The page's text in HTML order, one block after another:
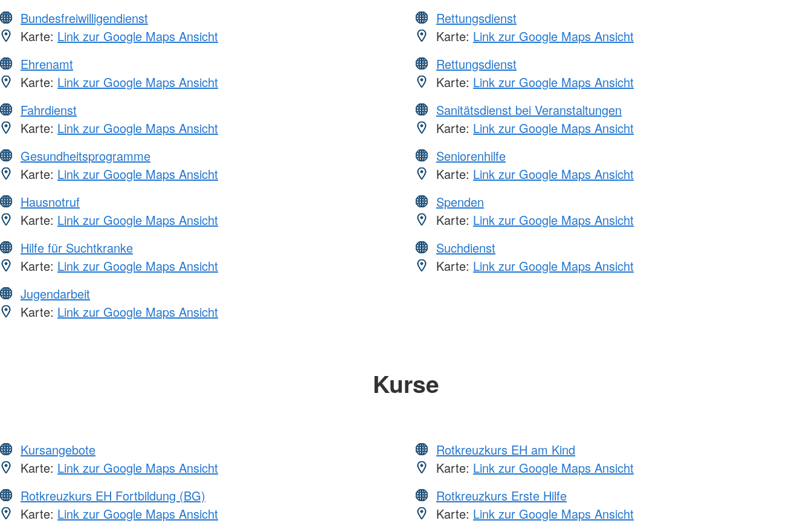
Bundesfreiwilligendienst
Karte: Link zur Google Maps Ansicht
Ehrenamt
Karte: Link zur Google Maps Ansicht
Fahrdienst
Karte: Link zur Google Maps Ansicht
Gesundheitsprogramme
Karte: Link zur Google Maps Ansicht
Hausnotruf
Karte: Link zur Google Maps Ansicht
Hilfe für Suchtkranke
Karte: Link zur Google Maps Ansicht
Jugendarbeit
Karte: Link zur Google Maps Ansicht
Rettungsdienst
Karte: Link zur Google Maps Ansicht
Rettungsdienst
Karte: Link zur Google Maps Ansicht
Sanitätsdienst bei Veranstaltungen
Karte: Link zur Google Maps Ansicht
Seniorenhilfe
Karte: Link zur Google Maps Ansicht
Spenden
Karte: Link zur Google Maps Ansicht
Suchdienst
Karte: Link zur Google Maps Ansicht
Kurse
Kursangebote
Karte: Link zur Google Maps Ansicht
Rotkreuzkurs EH Fortbildung (BG)
Karte: Link zur Google Maps Ansicht
Rotkreuzkurs EH am Kind
Karte: Link zur Google Maps Ansicht
Rotkreuzkurs Erste Hilfe
Karte: Link zur Google Maps Ansicht